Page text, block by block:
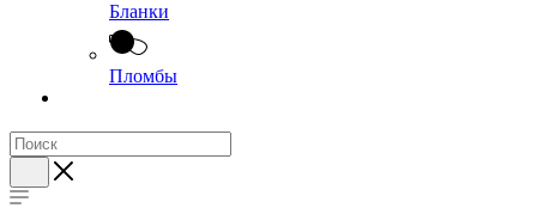
Бланки
Пломбы